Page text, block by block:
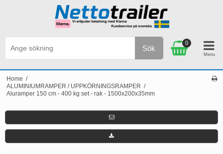
Sök
0
Home /
ALUMINIUMRAMPER / UPPKÖRNINGSRAMPER /
Aluramper 150 cm - 400 kg set - rak - 1500x200x35mm